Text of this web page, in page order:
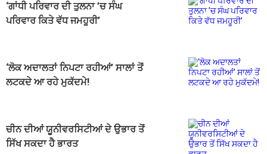
‘ਗਾਂਧੀ ਪਰਿਵਾਰ ਦੀ ਤੁਲਨਾ ’ਚ ਸੰਘ
ਪਰਿਵਾਰ ਕਿਤੇ ਵੱਧ ਜਮਹੂਰੀ’
‘ਲੋਕ ਅਦਾਲਤਾਂ ਨਿਪਟਾ ਰਹੀਆਂ’ ਸਾਲਾਂ ਤੋਂ
ਲਟਕਦੇ ਆ ਰਹੇ ਮੁਕੱਦਮੇ!
ਚੀਨ ਦੀਆਂ ਯੂਨੀਵਰਸਿਟੀਆਂ ਦੇ ਉਭਾਰ ਤੋਂ
ਸਿੱਖ ਸਕਦਾ ਹੈ ਭਾਰਤ